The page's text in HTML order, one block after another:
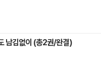
남김없이 (총2권/완결)